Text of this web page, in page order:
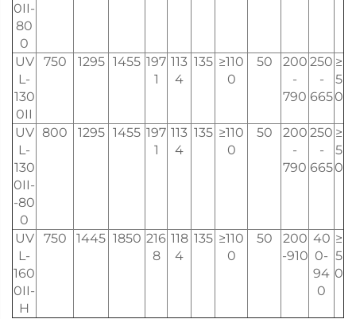
0II-
80
0
UV
L-
130
0II
750 1295 1455 197
1
113
4
135 ≥110
0
50
200
-
790
250
-
665
≥
5
0
UV
L-
130
0II-
-80
0
800 1295 1455 197
1
113
4
135 ≥110
0
50
200
-
790
250
-
665
≥
5
0
UV
L-
160
0II-
H
750 1445 1850 216
8
118
4
135 ≥110
0
50
200
-910
40
0-
94
0
≥
5
0